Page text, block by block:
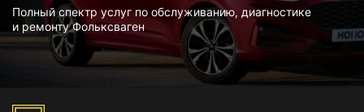
Полный спектр услуг по обслуживанию, диагностике
и ремонту Фольксваген